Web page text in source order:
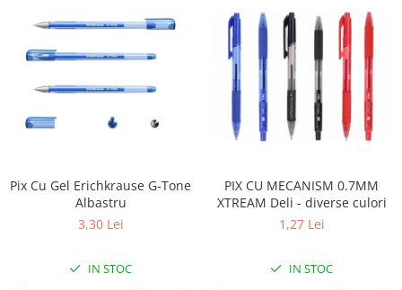
Pix Cu Gel Erichkrause G-Tone
Albastru
3,30 Lei
IN STOC
PIX CU MECANISM 0.7MM
XTREAM Deli - diverse culori
1,27 Lei
IN STOC